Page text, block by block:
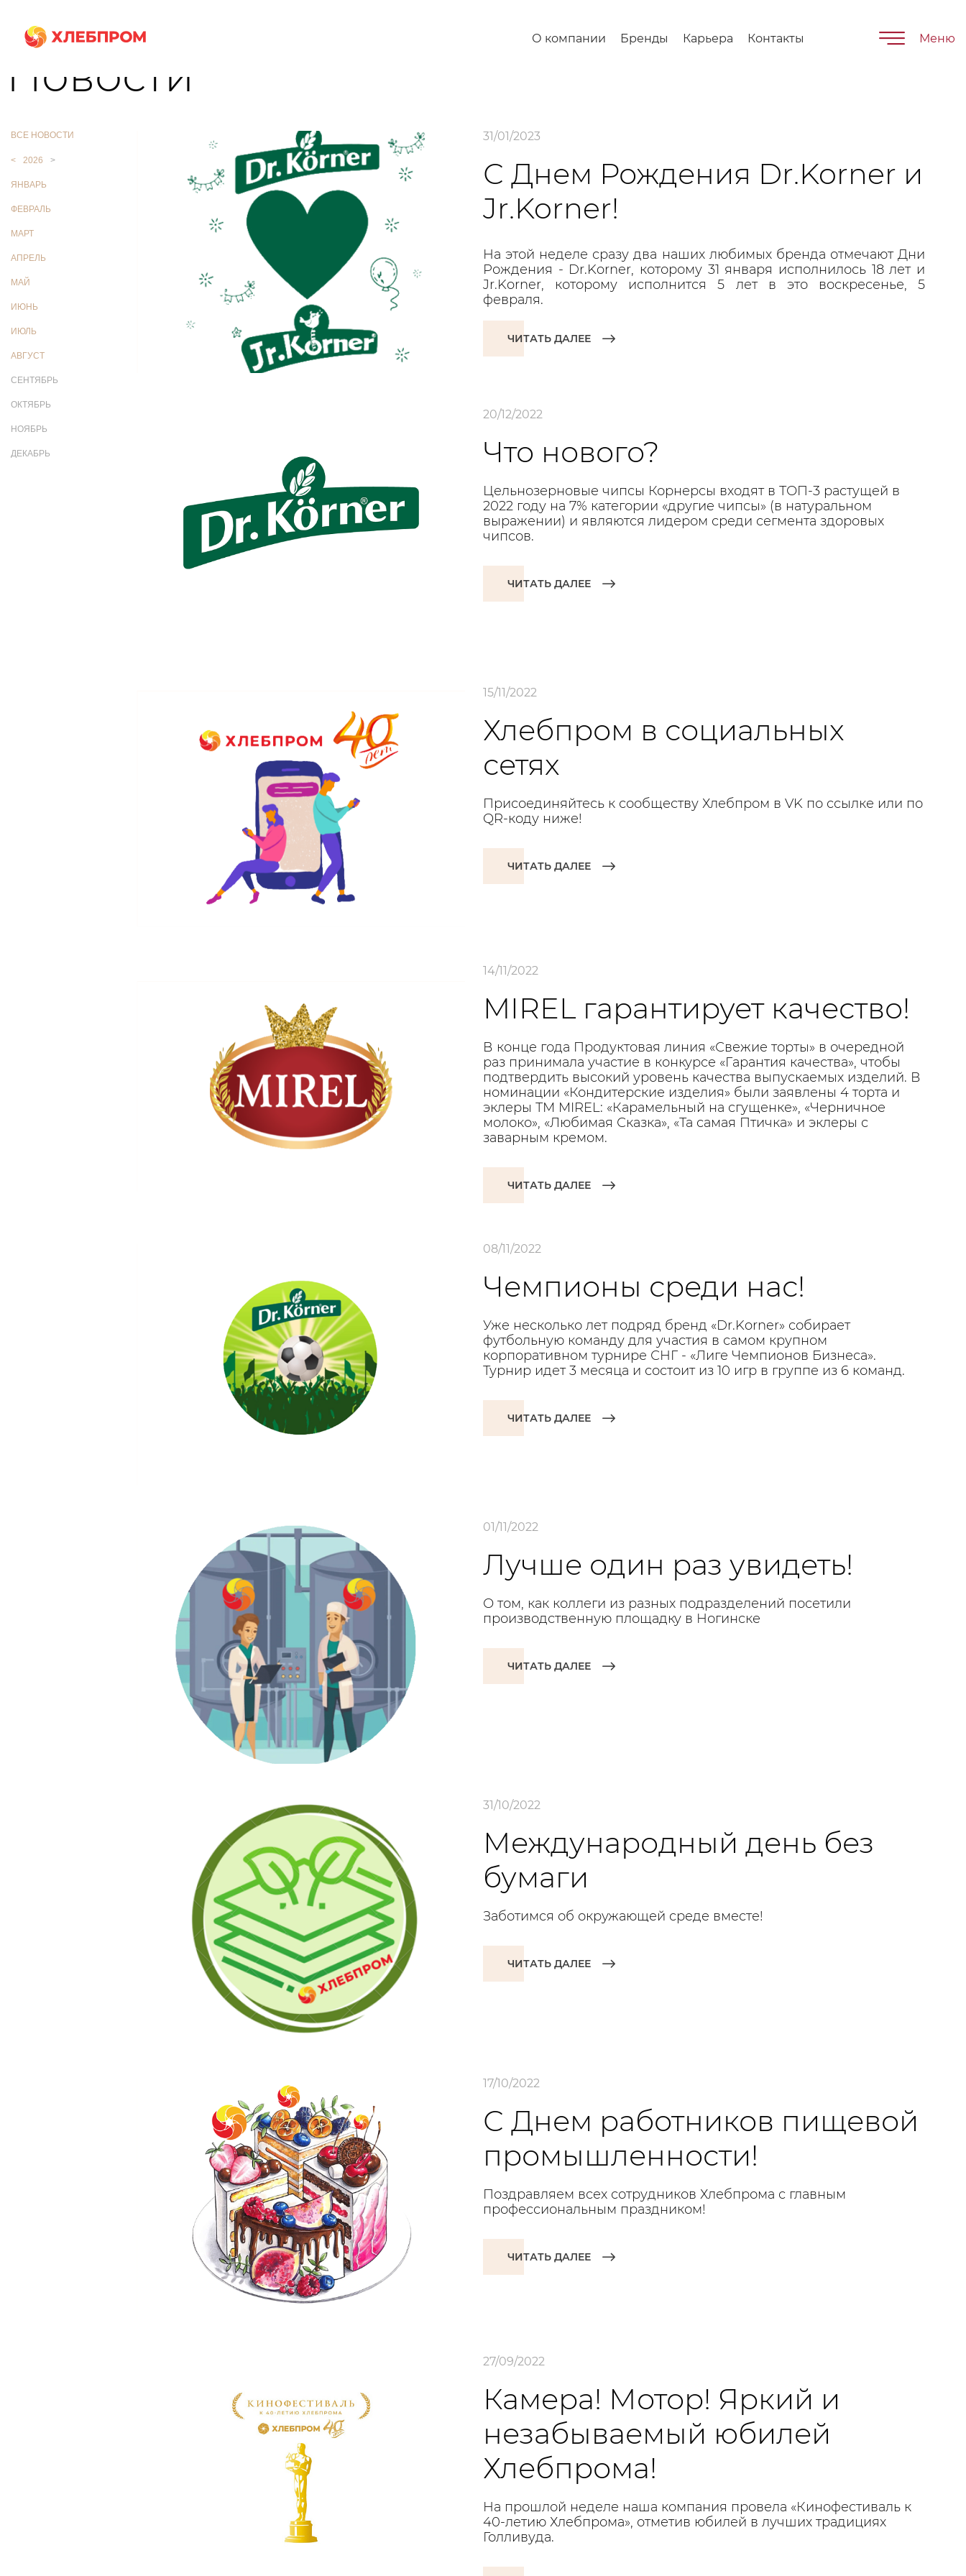
О компании Бренды Карьера Контакты Меню
Главная О компании Новости
Новости
ВСЕ НОВОСТИ
< 2026 >
ЯНВАРЬ
ФЕВРАЛЬ
МАРТ
АПРЕЛЬ
МАЙ
ИЮНЬ
ИЮЛЬ
АВГУСТ
СЕНТЯБРЬ
ОКТЯБРЬ
НОЯБРЬ
ДЕКАБРЬ
31/01/2023
С Днем Рождения Dr.Korner и
Jr.Korner!
На этой неделе сразу два наших любимых бренда отмечают Дни
Рождения - Dr.Korner, которому 31 января исполнилось 18 лет и
Jr.Korner, которому исполнится 5 лет в это воскресенье, 5
февраля.
ЧИТАТЬ ДАЛЕЕ
20/12/2022
Что нового?
Цельнозерновые чипсы Корнерсы входят в ТОП-3 растущей в
2022 году на 7% категории «другие чипсы» (в натуральном
выражении) и являются лидером среди сегмента здоровых
чипсов.
ЧИТАТЬ ДАЛЕЕ
15/11/2022
Хлебпром в социальных
сетях
Присоединяйтесь к сообществу Хлебпром в VK по ссылке или по
QR-коду ниже!
ЧИТАТЬ ДАЛЕЕ
14/11/2022
MIREL гарантирует качество!
В конце года Продуктовая линия «Свежие торты» в очередной
раз принимала участие в конкурсе «Гарантия качества», чтобы
подтвердить высокий уровень качества выпускаемых изделий. В
номинации «Кондитерские изделия» были заявлены 4 торта и
эклеры ТМ MIREL: «Карамельный на сгущенке», «Черничное
молоко», «Любимая Сказка», «Та самая Птичка» и эклеры с
заварным кремом.
ЧИТАТЬ ДАЛЕЕ
08/11/2022
Чемпионы среди нас!
Уже несколько лет подряд бренд «Dr.Korner» собирает
футбольную команду для участия в самом крупном
корпоративном турнире СНГ - «Лиге Чемпионов Бизнеса».
Турнир идет 3 месяца и состоит из 10 игр в группе из 6 команд.
ЧИТАТЬ ДАЛЕЕ
01/11/2022
Лучше один раз увидеть!
О том, как коллеги из разных подразделений посетили
производственную площадку в Ногинске
ЧИТАТЬ ДАЛЕЕ
31/10/2022
Международный день без
бумаги
Заботимся об окружающей среде вместе!
ЧИТАТЬ ДАЛЕЕ
17/10/2022
С Днем работников пищевой
промышленности!
Поздравляем всех сотрудников Хлебпрома с главным
профессиональным праздником!
ЧИТАТЬ ДАЛЕЕ
27/09/2022
Камера! Мотор! Яркий и
незабываемый юбилей
Хлебпрома!
На прошлой неделе наша компания провела «Кинофестиваль к
40-летию Хлебпрома», отметив юбилей в лучших традициях
Голливуда.